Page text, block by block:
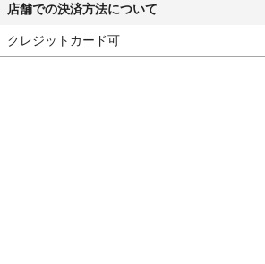
店舗での決済方法について
クレジットカード可